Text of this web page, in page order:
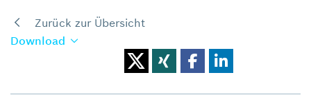
Zurück zur Übersicht
Download